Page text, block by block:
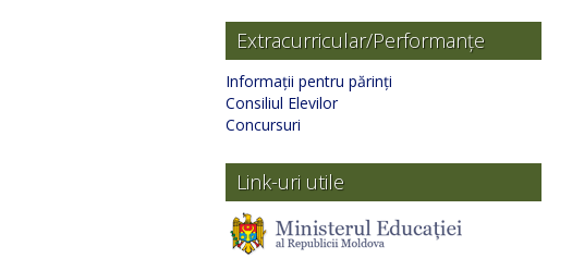
Extracurricular/Performanțe
Informații pentru părinți
Consiliul Elevilor
Concursuri
Link-uri utile